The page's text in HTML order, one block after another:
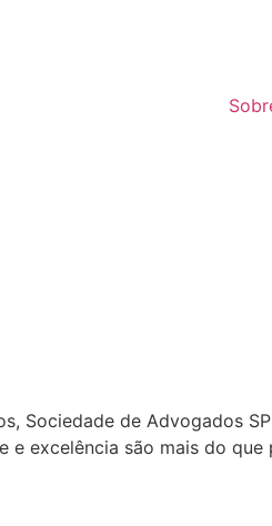
Sociedade de Advogados
e excelência são mais do